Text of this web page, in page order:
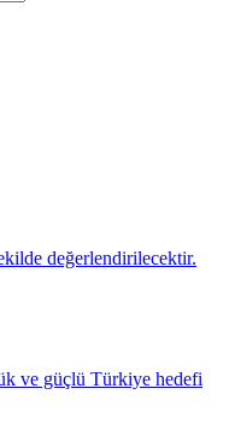
değerlendirilecektir.
ve güçlü Türkiye hedefi